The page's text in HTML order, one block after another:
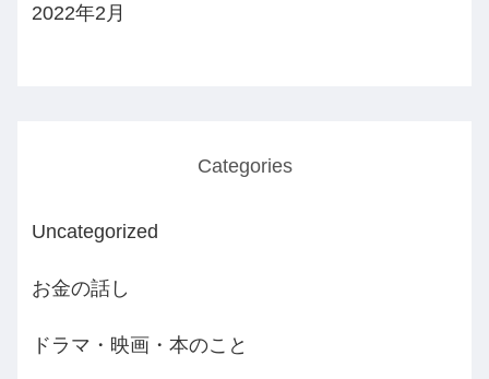
2022年2月
Categories
Uncategorized
お金の話し
ドラマ・映画・本のこと